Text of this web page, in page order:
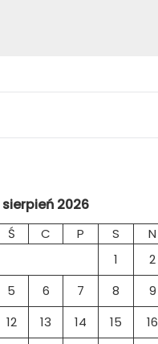
sierpień 2026
Ś C P S
N
1
2
5 6 7 8
9
12 13 14 15
16